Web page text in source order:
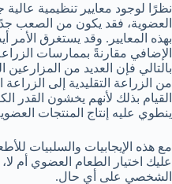
نظرًا لوجود معايير تنظيمية عالية
العضوية، فقد يكون من الصعب
بهذه المعايير. وقد يستغرق الأمر
الإضافي مقارنةً بممارسات
بالتالي فإن العديد من
من الزراعة التقليدية إلى
القيام بذلك لأنهم يخشون القدر
ينطوي عليه إنتاج المنتجات
مع هذه الإيجابيات والسلبيات
عليك اختيار الطعام العضوي أم
الشخصي على أي حال.